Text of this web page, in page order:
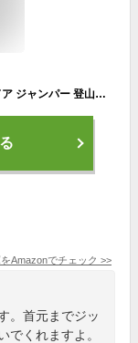
LittleSpring フリースジャケット キッズ アウトドア ジャンパー 登山 防寒 コート オレンジ 90
Amazonでチェック >>
。首元までジッ
でくれますよ。